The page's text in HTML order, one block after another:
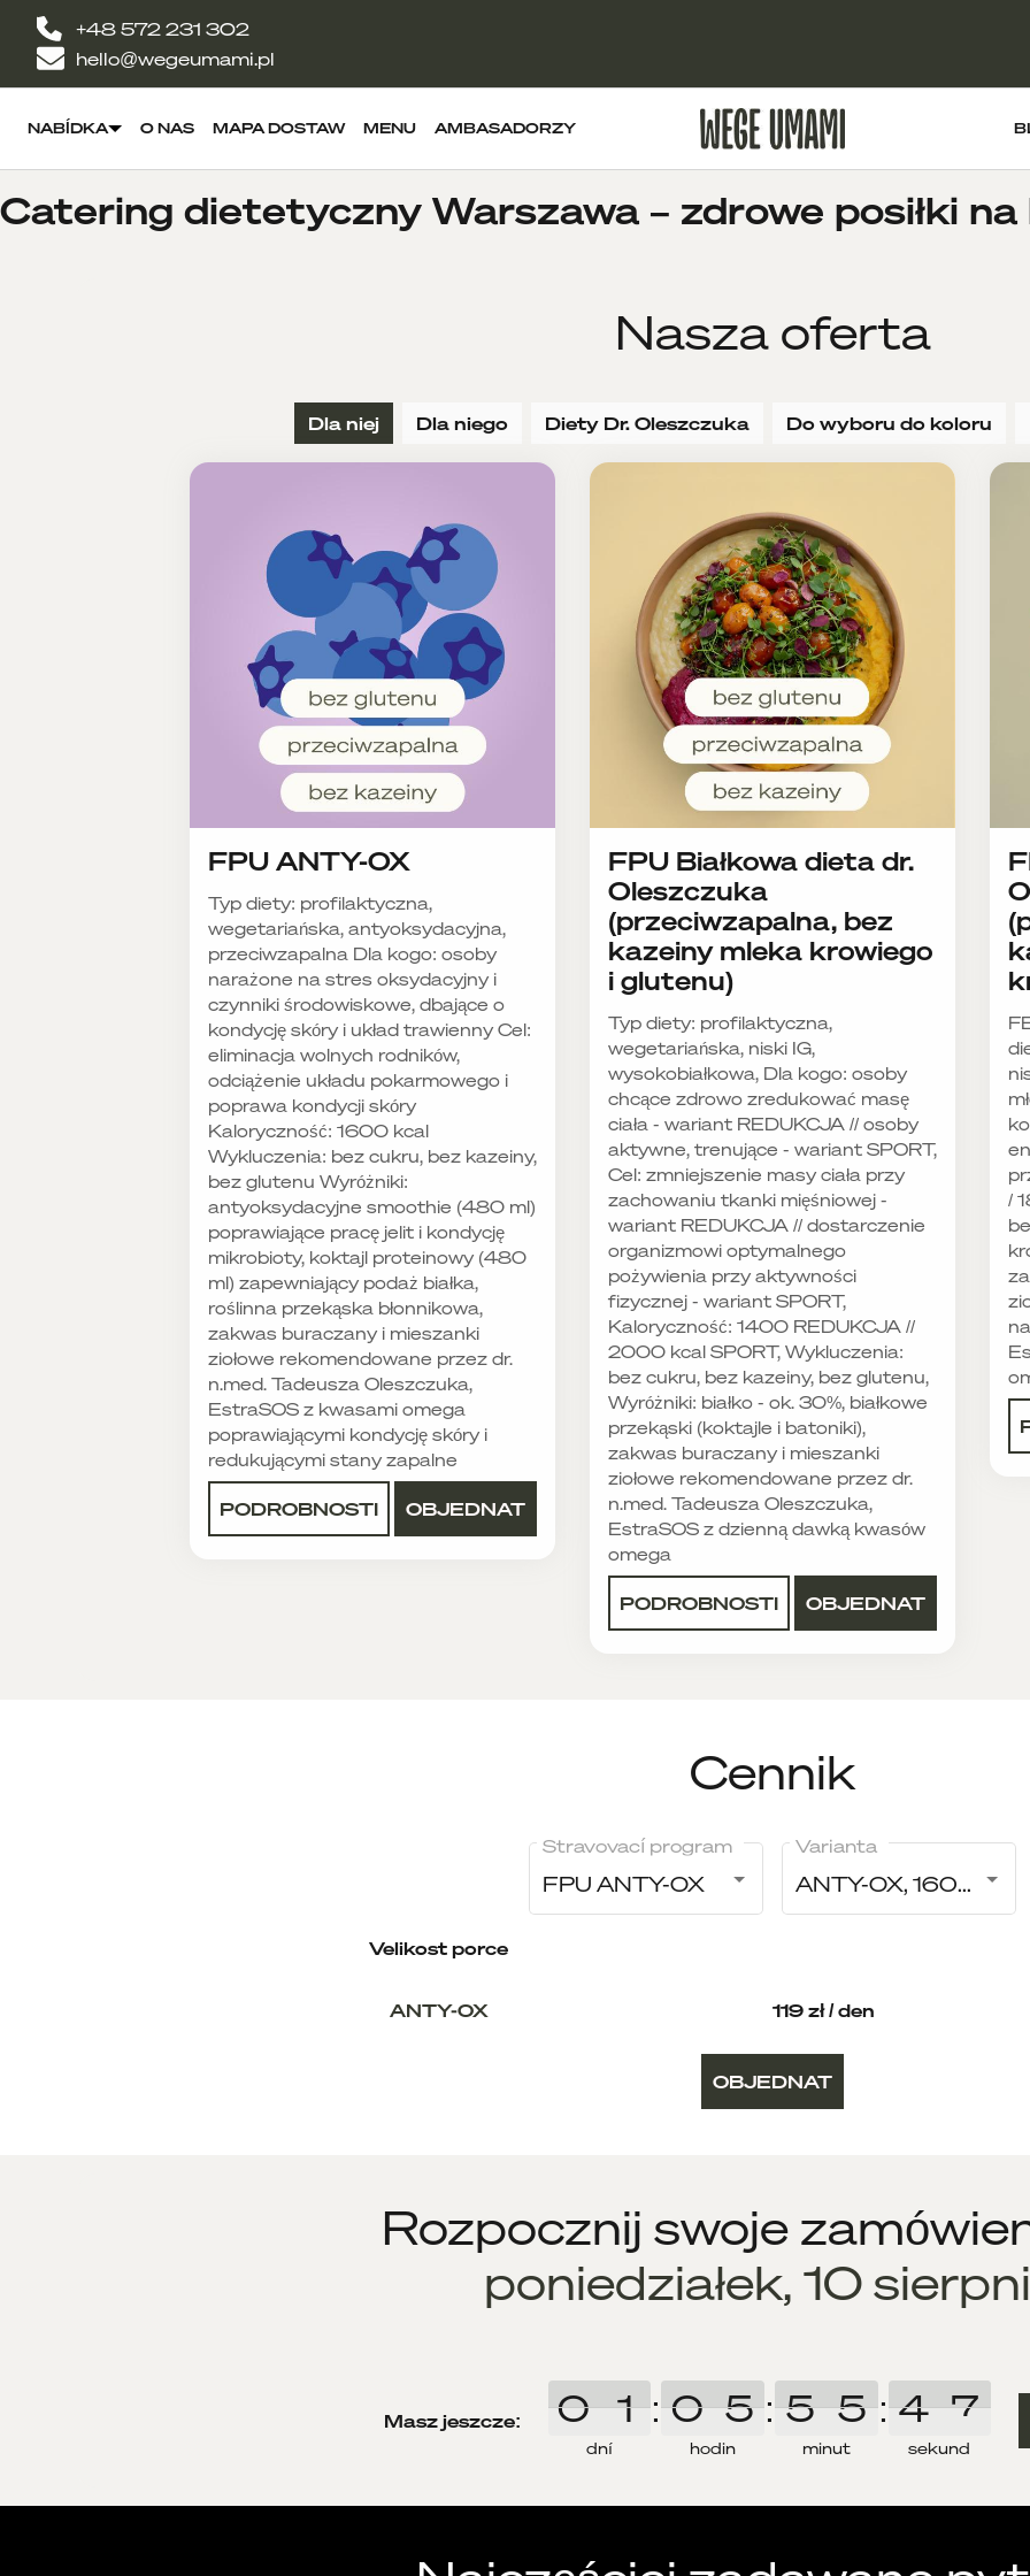
+48 572 231 302
hello@wegeumami.pl
NABÍDKA O NAS MAPA DOSTAW MENU AMBASADORZY
Catering dietetyczny Warszawa – zdrowe posiłki na
Nasza oferta
Dla niej Dla niego Diety Dr. Oleszczuka Do wyboru do koloru
FPU ANTY-OX
Typ diety: profilaktyczna,
wegetariańska, antyoksydacyjna,
przeciwzapalna Dla kogo: osoby
narażone na stres oksydacyjny i
czynniki środowiskowe, dbające o
kondycję skóry i układ trawienny Cel:
eliminacja wolnych rodników,
odciążenie układu pokarmowego i
poprawa kondycji skóry
Kaloryczność: 1600 kcal
Wykluczenia: bez cukru, bez kazeiny,
bez glutenu Wyróżniki:
antyoksydacyjne smoothie (480 ml)
poprawiające pracę jelit i kondycję
mikrobioty, koktajl proteinowy (480
ml) zapewniający podaż białka,
roślinna przekąska błonnikowa,
zakwas buraczany i mieszanki
ziołowe rekomendowane przez dr.
n.med. Tadeusza Oleszczuka,
EstraSOS z kwasami omega
poprawiającymi kondycję skóry i
redukującymi stany zapalne
PODROBNOSTI OBJEDNAT
FPU Białkowa dieta dr.
Oleszczuka
(przeciwzapalna, bez
kazeiny mleka krowiego
i glutenu)
Typ diety: profilaktyczna,
wegetariańska, niski IG,
wysokobiałkowa, Dla kogo: osoby
chcące zdrowo zredukować masę
ciała - wariant REDUKCJA // osoby
aktywne, trenujące - wariant SPORT,
Cel: zmniejszenie masy ciała przy
zachowaniu tkanki mięśniowej -
wariant REDUKCJA // dostarczenie
organizmowi optymalnego
pożywienia przy aktywności
fizycznej - wariant SPORT,
Kaloryczność: 1400 REDUKCJA //
2000 kcal SPORT, Wykluczenia:
bez cukru, bez kazeiny, bez glutenu,
Wyróżniki: białko - ok. 30%, białkowe
przekąski (koktajle i batoniki),
zakwas buraczany i mieszanki
ziołowe rekomendowane przez dr.
n.med. Tadeusza Oleszczuka,
EstraSOS z dzienną dawką kwasów
omega
PODROBNOSTI OBJEDNAT
/
Cennik
FPU ANTY-OX
Stravovací program
ANTY-OX, 1600 kcal
Varianta
Velikost porce
ANTY-OX 119 zł / den
OBJEDNAT
Rozpocznij swoje
poniedziałek, 10
Masz jeszcze:
dní
0
0 1
1 :
hodin
0
0 5
5 :
minut
5
5 5
5 :
sekund
4
4 7
7
7